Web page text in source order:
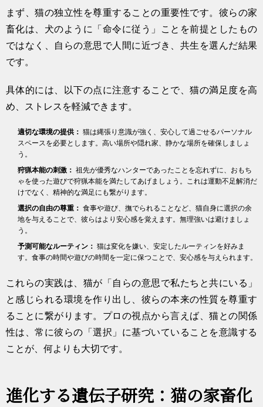
まず、猫の独立性を尊重することの重要性です。彼らの家
畜化は、犬のように「命令に従う」ことを前提としたもの
ではなく、自らの意思で人間に近づき、共生を選んだ結果
です。
具体的には、以下の点に注意することで、猫の満足度を高
め、ストレスを軽減できます。
適切な環境の提供： 猫は縄張り意識が強く、安心して過ごせるパーソナル
スペースを必要とします。高い場所や隠れ家、静かな場所を確保しましょ
う。
狩猟本能の刺激： 祖先が優秀なハンターであったことを忘れずに、おもち
ゃを使った遊びで狩猟本能を満たしてあげましょう。これは運動不足解消だ
けでなく、精神的な満足にも繋がります。
選択の自由の尊重： 食事や遊び、撫でられることなど、猫自身に選択の余
地を与えることで、彼らはより安心感を覚えます。無理強いは避けましょ
う。
予測可能なルーティン： 猫は変化を嫌い、安定したルーティンを好みま
す。食事の時間や遊びの時間を一定に保つことで、安心感を与えられます。
これらの実践は、猫が「自らの意思で私たちと共にいる」
と感じられる環境を作り出し、彼らの本来の性質を尊重す
ることに繋がります。プロの視点から言えば、猫との関係
性は、常に彼らの「選択」に基づいていることを意識する
ことが、何よりも大切です。
進化する遺伝子研究：猫の家畜化